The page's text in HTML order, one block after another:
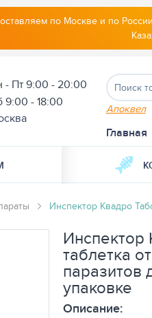
по Москве и по
- Пт 9:00 - 20:00
9:00 - 18:00
Апоквел
Главная
Инспектор Квадро
Инспектор
таблетка
паразитов
упаковке
Описание: